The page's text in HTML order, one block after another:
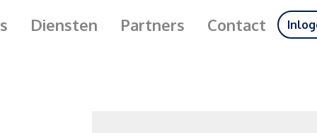
Diensten Partners Contact